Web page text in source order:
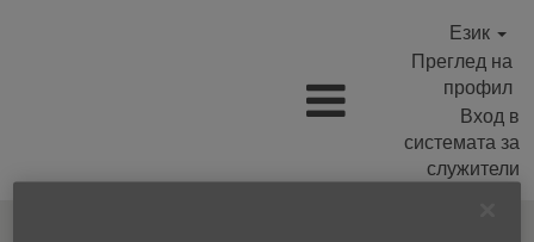
Език
Преглед на
профил
Вход в
системата за
служители